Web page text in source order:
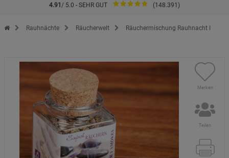
4.91 / 5.0 - SEHR GUT (148.391)
Zur Startseite des Kopp Verlag Online-Shop
Rauhnächte Räucherwelt Räuchermischung Rauhnacht I
Merken
Teilen